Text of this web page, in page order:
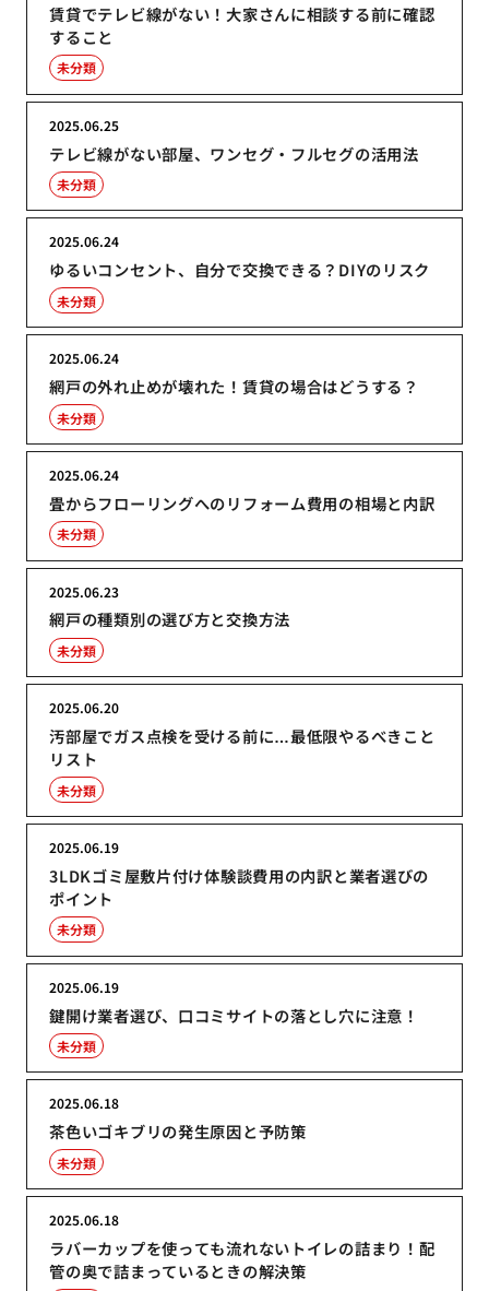
賃貸でテレビ線がない！大家さんに相談する前に確認
すること
未分類
テレビ線がない部屋、ワンセグ・フルセグの活用法
2025.06.25
未分類
ゆるいコンセント、自分で交換できる？DIYのリスク
2025.06.24
未分類
網戸の外れ止めが壊れた！賃貸の場合はどうする？
2025.06.24
未分類
畳からフローリングへのリフォーム費用の相場と内訳
2025.06.24
未分類
網戸の種類別の選び方と交換方法
2025.06.23
未分類
汚部屋でガス点検を受ける前に…最低限やるべきこと
リスト
2025.06.20
未分類
3LDKゴミ屋敷片付け体験談費用の内訳と業者選びの
ポイント
2025.06.19
未分類
鍵開け業者選び、口コミサイトの落とし穴に注意！
2025.06.19
未分類
茶色いゴキブリの発生原因と予防策
2025.06.18
未分類
ラバーカップを使っても流れないトイレの詰まり！配
管の奥で詰まっているときの解決策
2025.06.18